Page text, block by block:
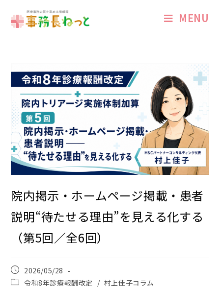
MENU
院内掲示・ホームページ掲載・患者
説明――“待たせる理由”を見える化する
（第5回／全6回）
2026/05/28
令和8年診療報酬改定 / 村上佳子コラム